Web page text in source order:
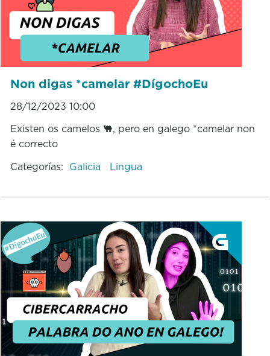
Non digas *camelar #DígochoEu
28/12/2023 10:00
Existen os camelos 🐫, pero en galego *camelar non
é correcto
Categorías: Galicia Lingua